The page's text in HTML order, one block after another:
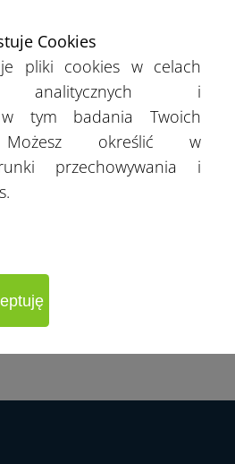
›
›
Cookies
pliki cookies w celach
analitycznych i
w tym badania Twoich
Możesz określić w
przechowywania i